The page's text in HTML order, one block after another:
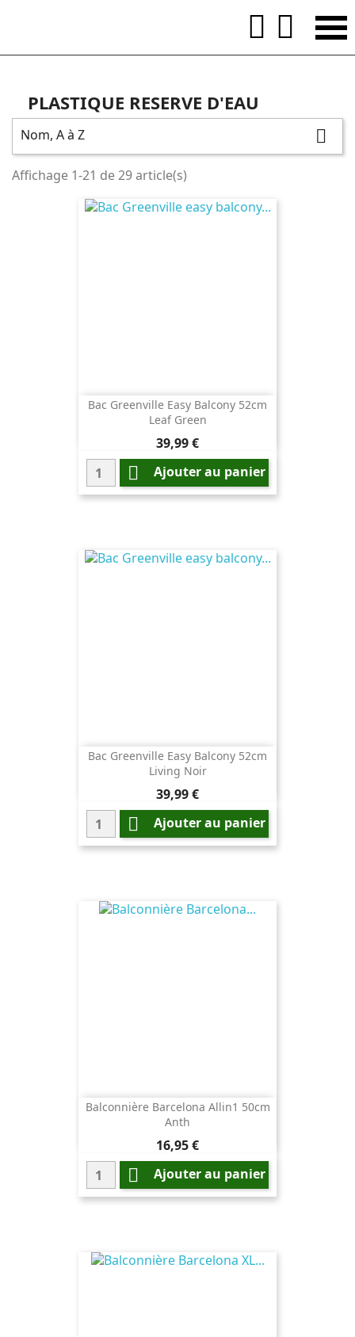
PLASTIQUE RESERVE D'EAU
Nom, A à Z 
Affichage 1-21 de 29 article(s)
Bac Greenville Easy Balcony 52cm
Leaf Green
Prix
39,99 €
 Ajouter au panier
Bac Greenville Easy Balcony 52cm
Living Noir
Prix
39,99 €
 Ajouter au panier
Balconnière Barcelona Allin1 50cm
Anth
Prix
16,95 €
 Ajouter au panier
 